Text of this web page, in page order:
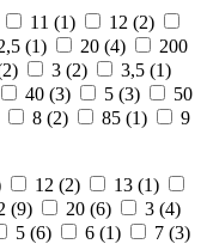
11 (1) 12 (2)
(1) 20 (4)
200
3 (2) 3,5 (1)
40 (3) 5 (3)
50
8 (2) 85 (1)
9
12 (2) 13 (1)
(9) 20 (6) 3 (4)
5 (6) 6 (1) 7 (3)